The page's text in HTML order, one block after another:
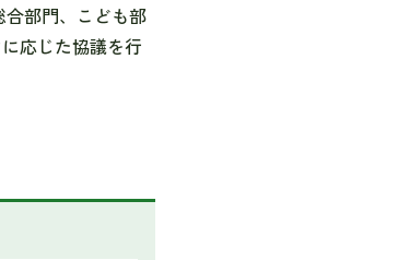
部門、こども部
応じた協議を行